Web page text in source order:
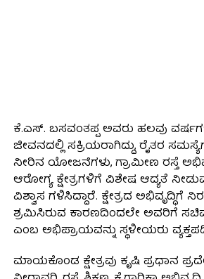
ಕೆ.ಎಸ್. ಬಸವಂತಪ್ಪ ಅವರು ಹಲವು
ಜೀವನದಲ್ಲಿ ಸಕ್ರಿಯರಾಗಿದ್ದು, ರೈತರ
ನೀರಿನ ಯೋಜನೆಗಳು, ಗ್ರಾಮೀಣ ರಸ್ತೆ
ಆರೋಗ್ಯ ಕ್ಷೇತ್ರಗಳಿಗೆ ವಿಶೇಷ ಆದ್ಯತೆ
ವಿಶ್ವಾಸ ಗಳಿಸಿದ್ದಾರೆ. ಕ್ಷೇತ್ರದ ಅಭಿವೃದ್ಧಿಗೆ
ಶ್ರಮಿಸಿರುವ ಕಾರಣದಿಂದಲೇ ಅವರಿಗೆ
ಎಂಬ ಅಭಿಪ್ರಾಯವನ್ನು ಸ್ಥಳೀಯರು
ಮಾಯಕೊಂಡ ಕ್ಷೇತ್ರವು ಕೃಷಿ ಪ್ರಧಾನ